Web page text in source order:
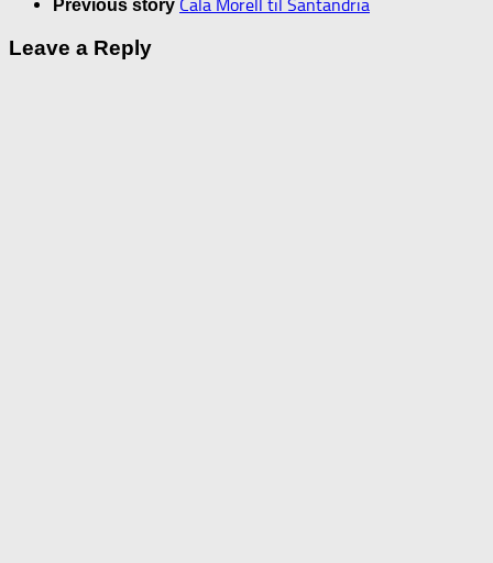
Previous story Cala Morell til Santandria
Leave a Reply